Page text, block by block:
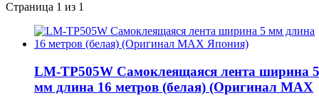
Страница 1 из 1
LM-TP505W Самоклеящаяся лента ширина 5
мм длина 16 метров (белая) (Оригинал MAX